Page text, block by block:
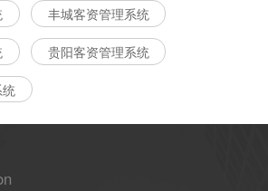
丰城客资管理系统
贵阳客资管理系统